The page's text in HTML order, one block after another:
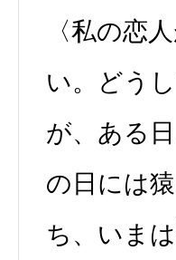
〈私の恋
い。どう
が、ある
の日には
ち、いま